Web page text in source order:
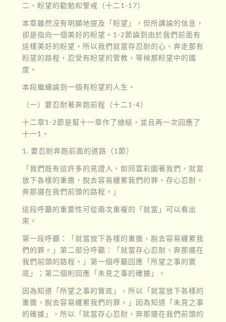
二、盼望的勸勉和警戒（十二1-17）
本章雖然沒有明顯地提及「盼望」，但所講論的信息，
卻是指向一個美好的盼望。1-2節論到由於我們前面有
這樣美好的盼望，所以我們就當存忍耐的心，奔走那有
盼望的路程，忍受有盼望的管教，等候那盼望中的國
度。
本段繼續論到一個有盼望的人生。
（一）要忍耐著奔跑前程（十二1-4）
十二章1-2節是幫十一章作了總結，並且再一次回應了
十一1。
1. 要忍耐奔跑前面的道路（1節）
「我們既有這許多的見證人，如同雲彩圍著我們，就當
放下各樣的重擔，脫去容易纏累我們的罪，存心忍耐，
奔那擺在我們前頭的路程，」
這段呼籲的重要性可從兩次重複的「就當」可以看出
來。
第一段呼籲：「就當放下各樣的重擔，脫去容易纏累我
們的罪。」第二部分呼籲：「就當存心忍耐，奔那擺在
我們前頭的路程。」第一個呼籲回應「所望之事的實
底」；第二個則回應「未見之事的確據」。
因為知道「所望之事的實底」，所以「就當放下各樣的
重擔，脫去容易纏累我們的罪。」因為知道「未見之事
的確據」，所以「就當存心忍耐，奔那擺在我們前頭的